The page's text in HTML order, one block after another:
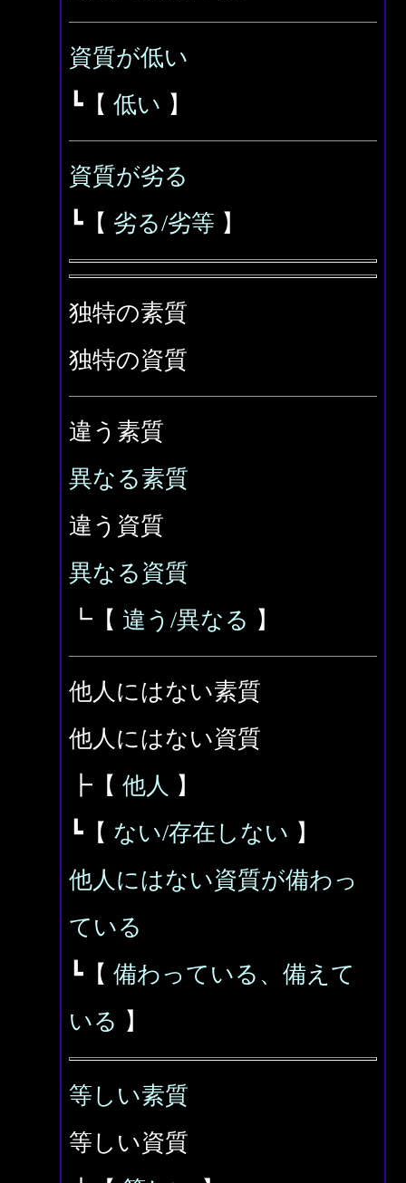
資質が低い
┗【 低い 】
資質が劣る
┗【 劣る/劣等 】
独特の素質
独特の資質
違う素質
異なる素質
違う資質
異なる資質
┗【 違う/異なる 】
他人にはない素質
他人にはない資質
┣【 他人 】
┗【 ない/存在しない 】
他人にはない資質が備わっ
ている
┗【 備わっている、備えて
いる 】
等しい素質
等しい資質